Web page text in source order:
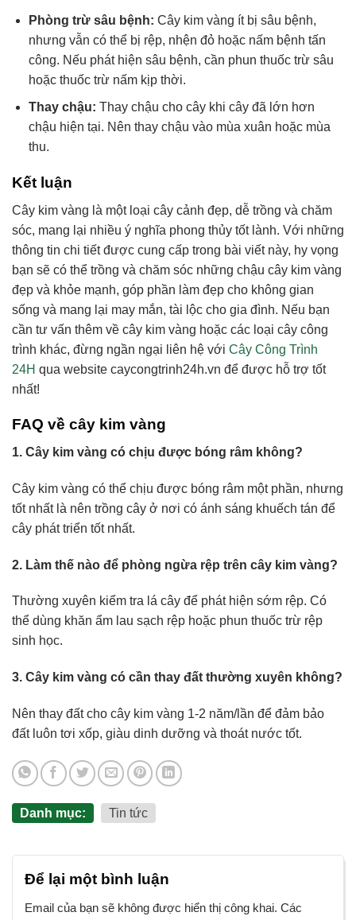
Phòng trừ sâu bệnh: Cây kim vàng ít bị sâu bệnh,
nhưng vẫn có thể bị rệp, nhện đỏ hoặc nấm bệnh tấn
công. Nếu phát hiện sâu bệnh, cần phun thuốc trừ sâu
hoặc thuốc trừ nấm kịp thời.
Thay chậu: Thay chậu cho cây khi cây đã lớn hơn
chậu hiện tại. Nên thay chậu vào mùa xuân hoặc mùa
thu.
Kết luận
Cây kim vàng là một loại cây cảnh đẹp, dễ trồng và chăm
sóc, mang lại nhiều ý nghĩa phong thủy tốt lành. Với những
thông tin chi tiết được cung cấp trong bài viết này, hy vọng
bạn sẽ có thể trồng và chăm sóc những chậu cây kim vàng
đẹp và khỏe mạnh, góp phần làm đẹp cho không gian
sống và mang lại may mắn, tài lộc cho gia đình. Nếu bạn
cần tư vấn thêm về cây kim vàng hoặc các loại cây công
trình khác, đừng ngần ngại liên hệ với Cây Công Trình
24H qua website caycongtrinh24h.vn để được hỗ trợ tốt
nhất!
FAQ về cây kim vàng
1. Cây kim vàng có chịu được bóng râm không?
Cây kim vàng có thể chịu được bóng râm một phần, nhưng
tốt nhất là nên trồng cây ở nơi có ánh sáng khuếch tán để
cây phát triển tốt nhất.
2. Làm thế nào để phòng ngừa rệp trên cây kim vàng?
Thường xuyên kiểm tra lá cây để phát hiện sớm rệp. Có
thể dùng khăn ẩm lau sạch rệp hoặc phun thuốc trừ rệp
sinh học.
3. Cây kim vàng có cần thay đất thường xuyên không?
Nên thay đất cho cây kim vàng 1-2 năm/lần để đảm bảo
đất luôn tơi xốp, giàu dinh dưỡng và thoát nước tốt.
Danh mục: Tin tức
Để lại một bình luận
Email của bạn sẽ không được hiển thị công khai. Các